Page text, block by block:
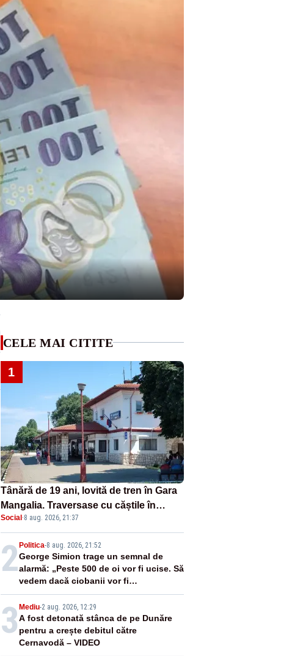
CELE MAI CITITE
1
Tânără de 19 ani, lovită de tren în Gara
Mangalia. Traversase cu căștile în
urechi liniile printr-un loc nepermis
Social·8 aug. 2026, 21:37
2Politica-8 aug. 2026, 21:52
George Simion trage un semnal de
alarmă: „Peste 500 de oi vor fi ucise. Să
vedem dacă ciobanii vor fi
despăgubiți”
3 Mediu-2 aug. 2026, 12:29
A fost detonată stânca de pe Dunăre
pentru a crește debitul către
Cernavodă – VIDEO